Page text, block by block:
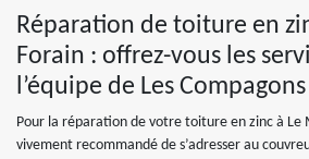
Réparation de toiture en
Forain : offrez-vous les
l’équipe de Les
Pour la réparation de votre toiture en zinc à Le
vivement recommandé de s’adresser au